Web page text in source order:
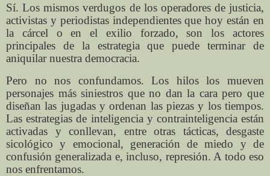
Sí. Los mismos verdugos de los operadores de justicia,
activistas y periodistas independientes que hoy están en
la cárcel o en el exilio forzado, son los actores
principales de la estrategia que puede terminar de
aniquilar nuestra democracia.
Pero no nos confundamos. Los hilos los mueven
personajes más siniestros que no dan la cara pero que
diseñan las jugadas y ordenan las piezas y los tiempos.
Las estrategias de inteligencia y contrainteligencia están
activadas y conllevan, entre otras tácticas, desgaste
sicológico y emocional, generación de miedo y de
confusión generalizada e, incluso, represión. A todo eso
nos enfrentamos.